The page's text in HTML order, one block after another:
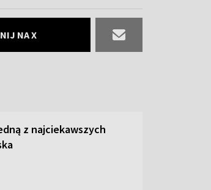
NA X
z najciekawszych